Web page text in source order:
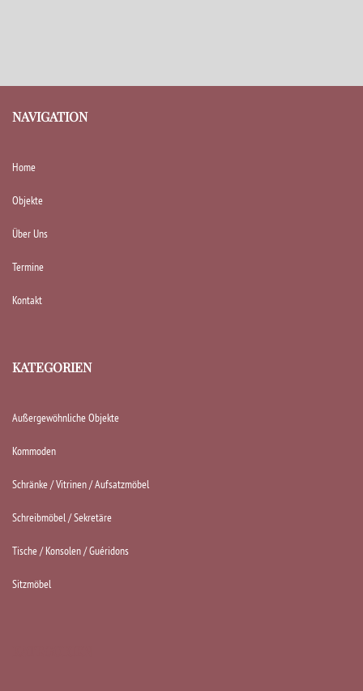
NAVIGATION
Home
Objekte
Über Uns
Termine
Kontakt
KATEGORIEN
Außergewöhnliche Objekte
Kommoden
Schränke / Vitrinen / Aufsatzmöbel
Schreibmöbel / Sekretäre
Tische / Konsolen / Guéridons
Sitzmöbel